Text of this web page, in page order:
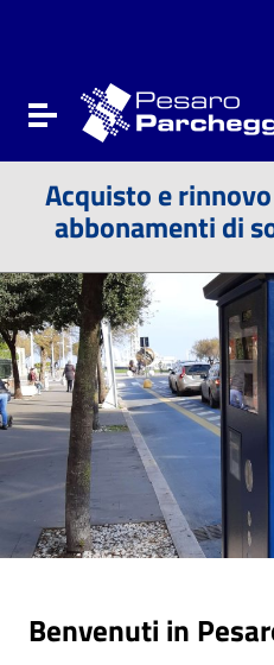
Attiva / disattiva la
Acquisto e
abbonamenti di
Benvenuti in